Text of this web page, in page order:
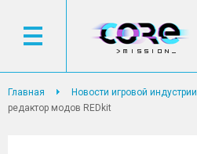
Главная Новости игровой индустрии
редактор модов REDkit